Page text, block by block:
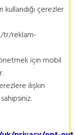
çerezler
tr/reklam-
için mobil
ilişkin